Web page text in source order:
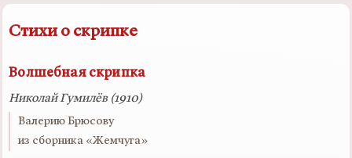
Стихи о скрипке
Волшебная скрипка
Николай Гумилёв (1910)
Валерию Брюсову
из сборника «Жемчуга»